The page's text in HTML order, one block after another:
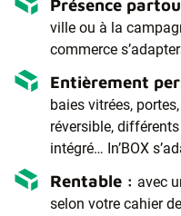
Présence
ville ou à la
commerce
Entièrement
baies vitrées,
réversible,
intégré… In’BOX
Rentable : avec
selon votre cahier